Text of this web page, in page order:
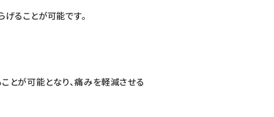
ることが可能です。
とが可能となり、痛みを軽減させる